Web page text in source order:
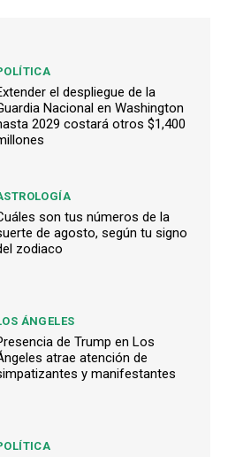
el despliegue de la
Nacional en Washington
2029 costará otros $1,400
son tus números de la
de agosto, según tu signo
zodiaco
ÁNGELES
de Trump en Los
atrae atención de
y manifestantes